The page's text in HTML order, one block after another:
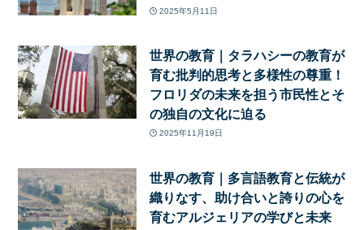
2025年5月11日
世界の教育｜タラハシーの教育が
育む批判的思考と多様性の尊重！
フロリダの未来を担う市民性とそ
の独自の文化に迫る
2025年11月19日
世界の教育｜多言語教育と伝統が
織りなす、助け合いと誇りの心を
育むアルジェリアの学びと未来